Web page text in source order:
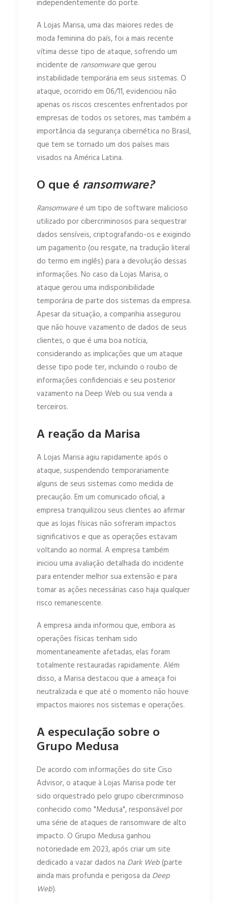
independentemente do porte.
A Lojas Marisa, uma das maiores redes de
moda feminina do país, foi a mais recente
vítima desse tipo de ataque, sofrendo um
incidente de ransomwareque gerou
instabilidade temporária em seus sistemas. O
ataque, ocorrido em 06/11, evidenciou não
apenas os riscos crescentes enfrentados por
empresas de todos os setores, mas também a
importância da segurança cibernética no Brasil,
que tem se tornado um dos países mais
visados na América Latina.
O que é ransomware?
Ransomwareé um tipo de software malicioso
utilizado por cibercriminosos para sequestrar
dados sensíveis, criptografando-os e exigindo
um pagamento (ou resgate, na tradução literal
do termo em inglês) para a devolução dessas
informações. No caso da Lojas Marisa, o
ataque gerou uma indisponibilidade
temporária de parte dos sistemas da empresa.
Apesar da situação, a companhia assegurou
que não houve vazamento de dados de seus
clientes, o que é uma boa notícia,
considerando as implicações que um ataque
desse tipo pode ter, incluindo o roubo de
informações confidenciais e seu posterior
vazamento na Deep Web ou sua venda a
terceiros.
A reação da Marisa
A Lojas Marisa agiu rapidamente após o
ataque, suspendendo temporariamente
alguns de seus sistemas como medida de
precaução. Em um comunicado oficial, a
empresa tranquilizou seus clientes ao afirmar
que as lojas físicas não sofreram impactos
significativos e que as operações estavam
voltando ao normal. A empresa também
iniciou uma avaliação detalhada do incidente
para entender melhor sua extensão e para
tomar as ações necessárias caso haja qualquer
risco remanescente.
A empresa ainda informou que, embora as
operações físicas tenham sido
momentaneamente afetadas, elas foram
totalmente restauradas rapidamente. Além
disso, a Marisa destacou que a ameaça foi
neutralizada e que até o momento não houve
impactos maiores nos sistemas e operações.
A especulação sobre o
Grupo Medusa
De acordo com informações do site Ciso
Advisor, o ataque à Lojas Marisa pode ter
sido orquestrado pelo grupo cibercriminoso
conhecido como "Medusa", responsável por
uma série de ataques de ransomware de alto
impacto. O Grupo Medusa ganhou
notoriedade em 2023, após criar um site
dedicado a vazar dados na Dark Web (parte
ainda mais profunda e perigosa da Deep
Web).